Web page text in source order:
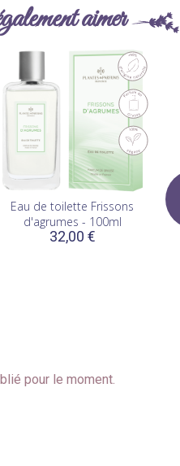
aimer
Eau de toilette Frissons
d'agrumes - 100ml
32,00 €
pour le moment.